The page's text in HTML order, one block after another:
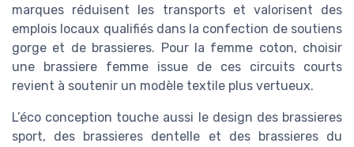
marques réduisent les transports et valorisent des
emplois locaux qualifiés dans la confection de soutiens
gorge et de brassieres. Pour la femme coton, choisir
une brassiere femme issue de ces circuits courts
revient à soutenir un modèle textile plus vertueux.
L’éco conception touche aussi le design des brassieres
sport, des brassieres dentelle et des brassieres du